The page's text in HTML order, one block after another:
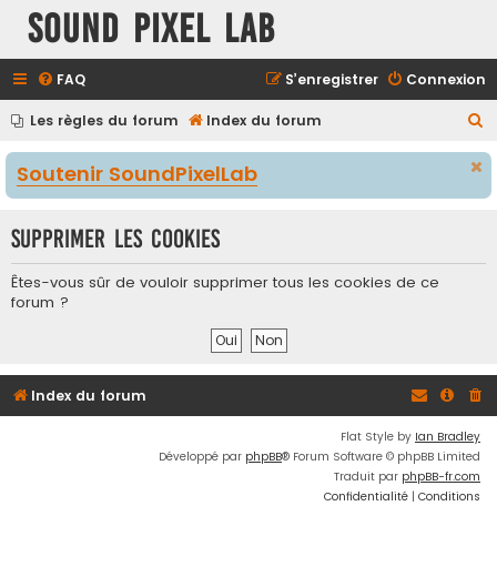
Sound Pixel Lab
FAQ Connexion
S’enregistrer
Les règles du forum Index du forum
e
r
r
Soutenir SoundPixelLab
Supprimer les cookies
Êtes-vous sûr de vouloir supprimer tous les cookies de ce
forum ?
Index du forum
Flat Style by Ian Bradley
Développé par phpBB® Forum Software © phpBB Limited
Traduit par phpBB-fr.com
Confidentialité | Conditions